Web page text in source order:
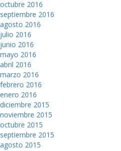
octubre 2016
septiembre 2016
agosto 2016
julio 2016
junio 2016
mayo 2016
abril 2016
marzo 2016
febrero 2016
enero 2016
diciembre 2015
noviembre 2015
octubre 2015
septiembre 2015
agosto 2015